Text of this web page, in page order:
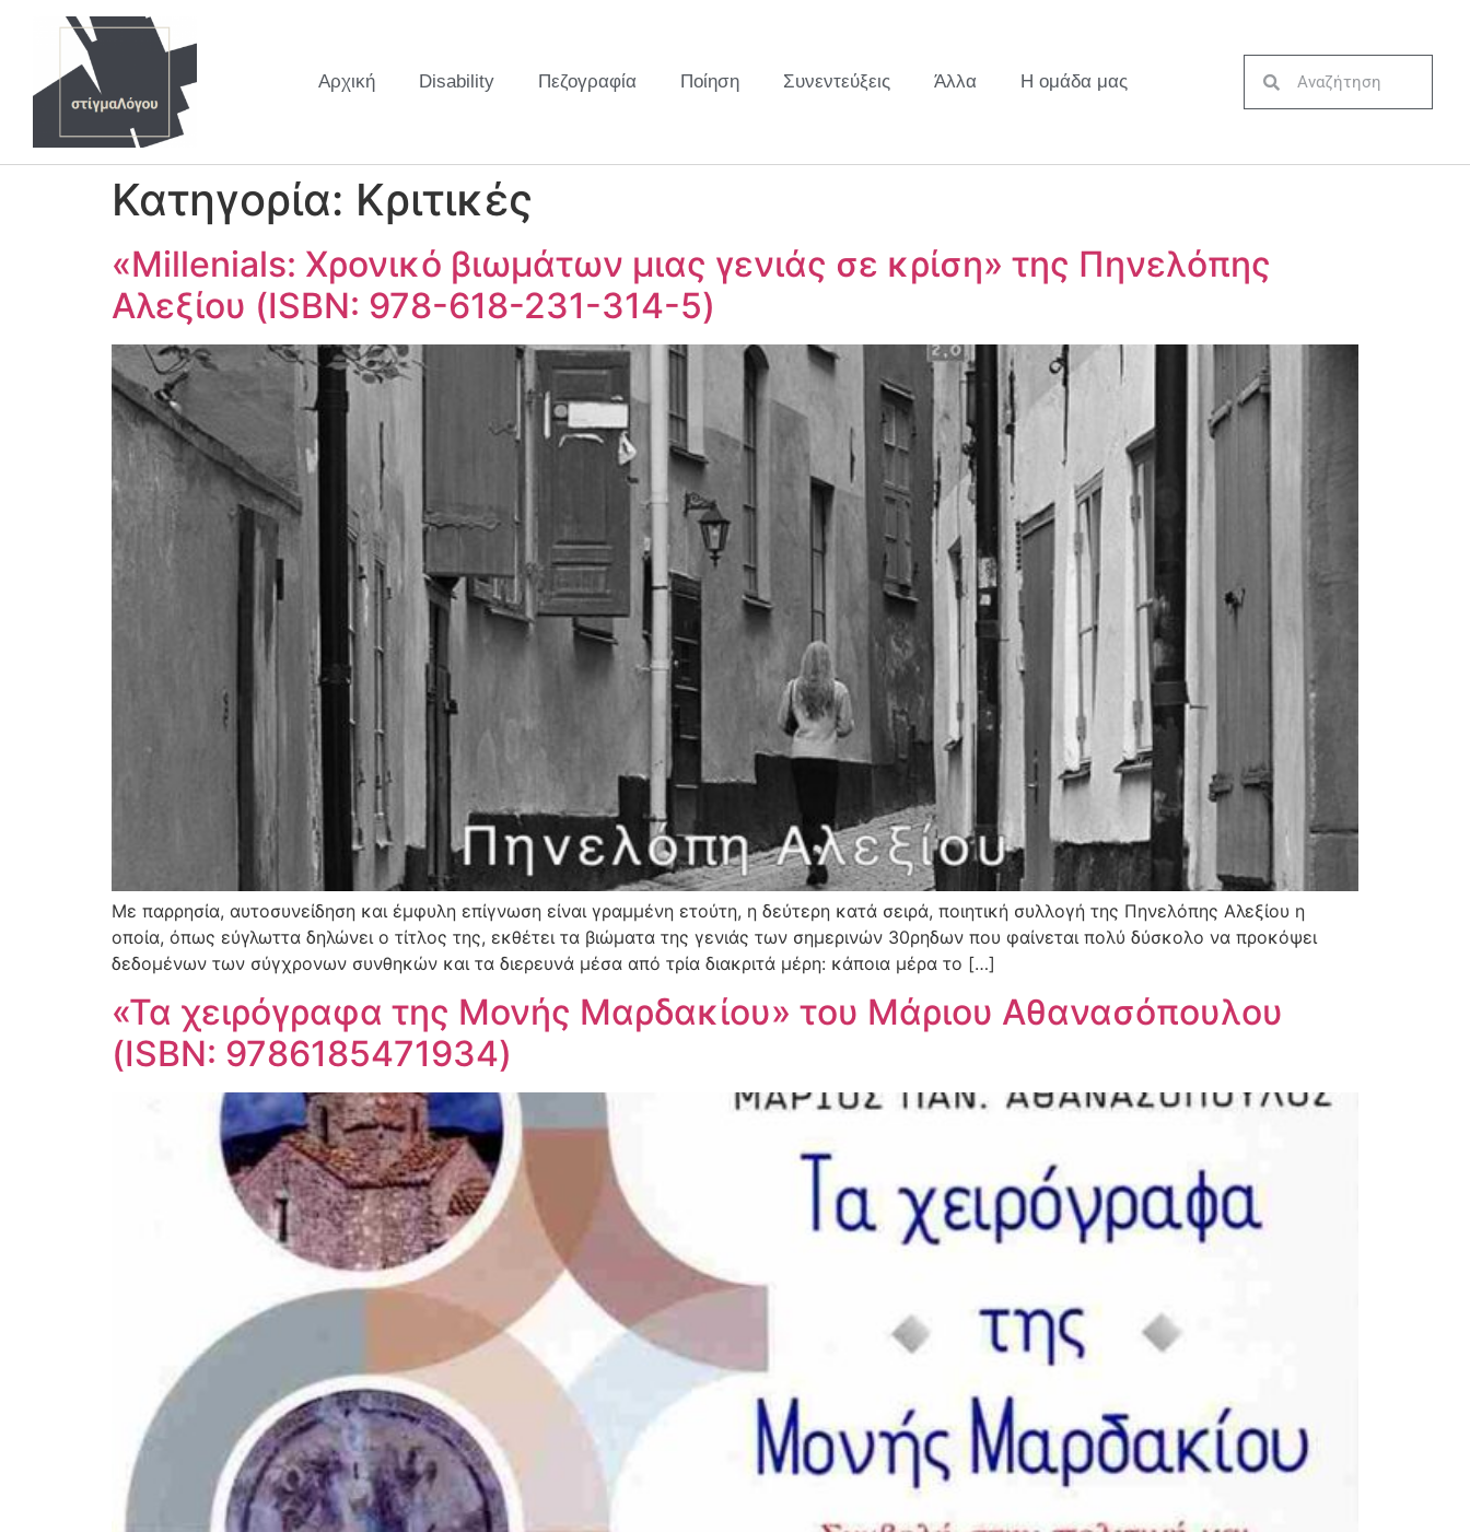
Αρχική Disability Πεζογραφία Ποίηση Συνεντεύξεις Άλλα Η ομάδα μας
Κατηγορία: Κριτικές
«Millenials: Xρονικό βιωμάτων μιας γενιάς σε κρίση» της Πηνελόπης
Αλεξίου (ISBN: 978-618-231-314-5)
Με παρρησία, αυτοσυνείδηση και έμφυλη επίγνωση είναι γραμμένη ετούτη, η δεύτερη κατά σειρά, ποιητική συλλογή της Πηνελόπης Αλεξίου η
οποία, όπως εύγλωττα δηλώνει ο τίτλος της, εκθέτει τα βιώματα της γενιάς των σημερινών 30ρηδων που φαίνεται πολύ δύσκολο να προκόψει
δεδομένων των σύγχρονων συνθηκών και τα διερευνά μέσα από τρία διακριτά μέρη: κάποια μέρα το […]
«Τα χειρόγραφα της Μονής Μαρδακίου» του Μάριου Αθανασόπουλου
(ISBN: 9786185471934)